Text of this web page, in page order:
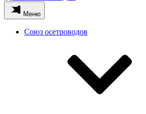
Меню
Союз осетроводов